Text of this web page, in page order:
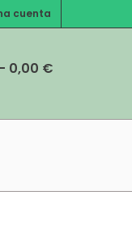
cuenta
0,00 €